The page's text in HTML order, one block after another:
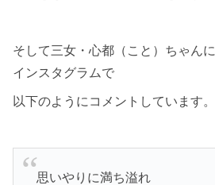
そして三女・心都（こと）ちゃん
インスタグラムで
以下のようにコメントしています。
思いやりに満ち溢れ